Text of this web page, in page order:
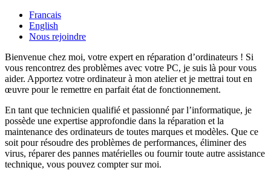
Francais
English
Nous rejoindre
Bienvenue chez moi, votre expert en réparation d’ordinateurs ! Si
vous rencontrez des problèmes avec votre PC, je suis là pour vous
aider. Apportez votre ordinateur à mon atelier et je mettrai tout en
œuvre pour le remettre en parfait état de fonctionnement.
En tant que technicien qualifié et passionné par l’informatique, je
possède une expertise approfondie dans la réparation et la
maintenance des ordinateurs de toutes marques et modèles. Que ce
soit pour résoudre des problèmes de performances, éliminer des
virus, réparer des pannes matérielles ou fournir toute autre assistance
technique, vous pouvez compter sur moi.